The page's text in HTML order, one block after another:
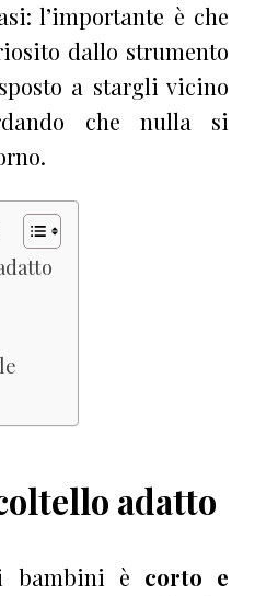
l’importante è che
dallo strumento
a stargli vicino
che nulla si
adatto
bambini è corto e